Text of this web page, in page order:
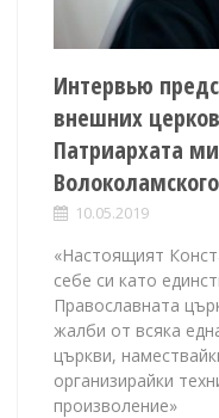
Интервью
внешних
Патриархата
10.05.2019
«Настоящият
себе си като
Православната
жалби от всяка
църкви,
организирайки
произволение»